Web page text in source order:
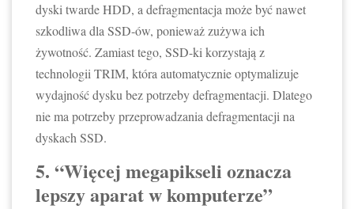
dyski twarde HDD, a defragmentacja może być nawet
szkodliwa dla SSD-ów, ponieważ zużywa ich
żywotność. Zamiast tego, SSD-ki korzystają z
technologii TRIM, która automatycznie optymalizuje
wydajność dysku bez potrzeby defragmentacji. Dlatego
nie ma potrzeby przeprowadzania defragmentacji na
dyskach SSD.
5. “Więcej megapikseli oznacza
lepszy aparat w komputerze”